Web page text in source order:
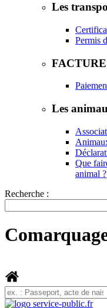
Les
Permis
Les
Que
animal ?
Recherche :